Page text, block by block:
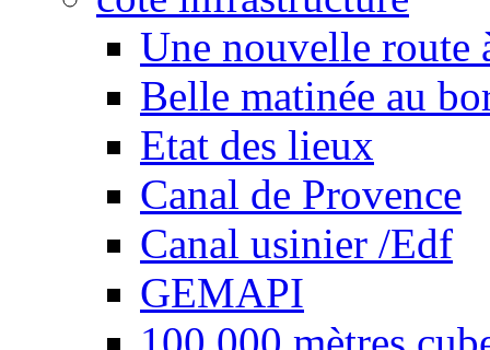
Une nouvelle route
Belle matinée au
Etat des lieux
Canal de Provence
Canal usinier /Edf
GEMAPI